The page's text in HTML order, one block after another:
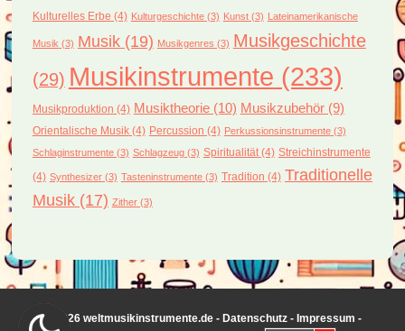
Kulturelles Erbe (4) Kulturgeschichte(3) Kunst(3) Lateinamerikanische
Musik (3) Musik(19) Musikgenres (3) Musikgeschichte
(29) Musikinstrumente (233)
Musikproduktion (4) Musiktheorie(10) Musikzubehör(9)
Orientalische Musik(4) Percussion (4) Perkussionsinstrumente(3)
Schlaginstrumente(3) Schlagzeug(3) Spiritualität(4) Streichinstrumente
(4) Synthesizer(3) Tasteninstrumente(3) Tradition (4) Traditionelle
Musik(17) Zither(3)
© 2026 weltmusikinstrumente.de - Datenschutz- Impressum -